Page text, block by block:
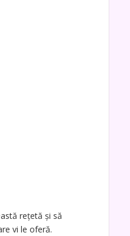
rețetă și să
vi le oferă.